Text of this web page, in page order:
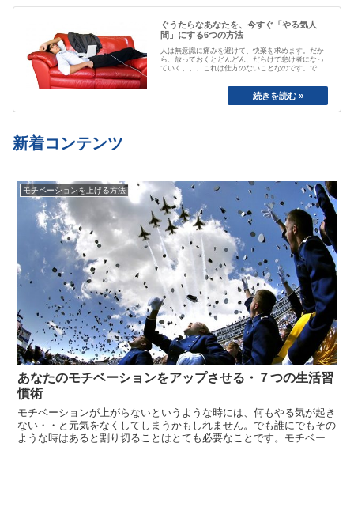
ぐうたらなあなたを、今すぐ「やる気人
間」にする6つの方法
人は無意識に痛みを避けて、快楽を求めます。だか
ら、放っておくとどんどん、だらけて怠け者になっ
ていく、、、これは仕方のないことなのです。で
私も以前は、おもいきり、「ぐうたら属性」でし
た。食べたら寝る、めんどくさいから明日でいい
や、、と言い続けて結局やらない、忘れてしまう
etc…
新着コンテンツ
モチベーションを上げる方法
あなたのモチベーションをアップさせる・７つの生活習
慣術
モチベーションが上がらないというような時には、何もやる気が起き
ない・・と元気をなくしてしまうかもしれません。でも誰にでもその
ような時はあると割り切ることはとても必要なことです。モチベーシ